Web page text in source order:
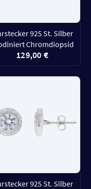
925 St. Silber
Chromdiopsid
129,00 €
925 St. Silber